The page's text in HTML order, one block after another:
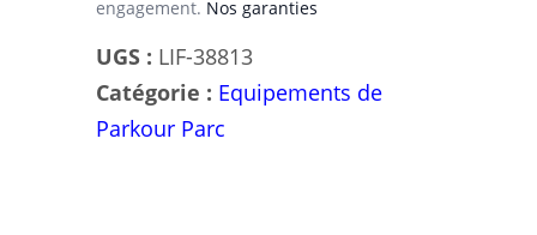
Parcours
Parkour
Sécurisé
et
engagement. Nos garanties
UGS : LIF-38813
Catégorie : Equipements de
Parkour Parc